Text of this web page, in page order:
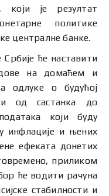
је рeзултат
политике
централне банке.
ће наставити
на домаћем и
одлуке о будућој
од састанка до
који буду
инфлације и њених
ефеката донетих
приликом
ће водити рачуна
стабилности и